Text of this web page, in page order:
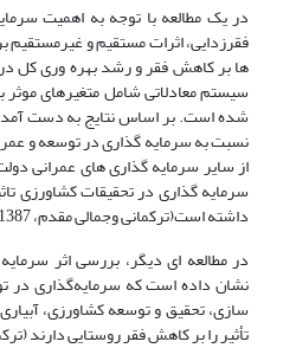
در یک مطالعه با توجه به اهمیت
فقرزدایی، اثرات مستقیم و غیرمستقیم
ها بر کاهش فقر و رشد بهره وری کل در
سیستم معادلاتی شامل متغیرهای
شده است. بر اساس نتایج به دست
نسبت به سرمایه گذاری در توسعه و
از سایر سرمایه گذاری های عمرانی
سرمایه گذاری در تحقیقات کشاورزی
داشته است(ترکمانی وجمالی مقدم، 1387).
در مطالعه ای دیگر، بررسی اثر
نشان داده است که سرمایه‌گذاری در
سازی، تحقیق و توسعه کشاورزی،
تأثیر را بر کاهش فقر روستایی دارند